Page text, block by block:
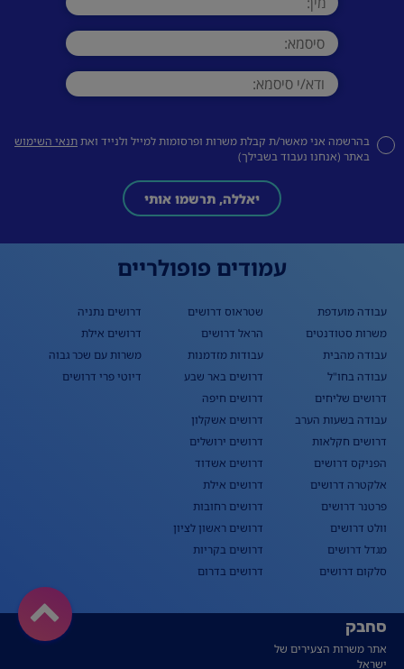
בהרשמה אני מאשר/ת קבלת משרות ופרסומות למייל ולנייד ואתתנאי השימוש
באתר (אנחנו נעבוד בשבילך)
יאללה, תרשמו אותי
עמודים פופולריים
עבודה מועדפת
משרות סטודנטים
עבודה מהבית
עבודה בחו"ל
דרושים שליחים
עבודה בשעות הערב
דרושים חקלאות
הפניקס דרושים
אלקטרה דרושים
פרטנר דרושים
וולט דרושים
מגדל דרושים
סלקום דרושים
שטראוס דרושים
הראל דרושים
עבודות מזדמנות
דרושים באר שבע
דרושים חיפה
דרושים אשקלון
דרושים ירושלים
דרושים אשדוד
דרושים אילת
דרושים רחובות
דרושים ראשון לציון
דרושים בקריות
דרושים בדרום
דרושים נתניה
דרושים אילת
משרות עם שכר גבוה
דיוטי פרי דרושים
סחבק
אתר משרות הצעירים של
ישראל